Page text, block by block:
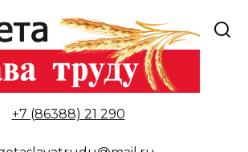
+7 (86388) 21 290